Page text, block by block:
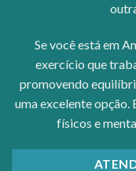
Se você está em
exercício que
promovendo
uma excelente
físicos e